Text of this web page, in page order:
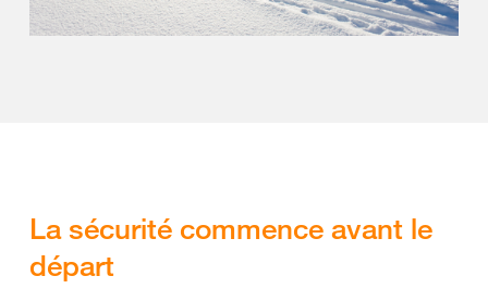
La sécurité commence avant le
départ